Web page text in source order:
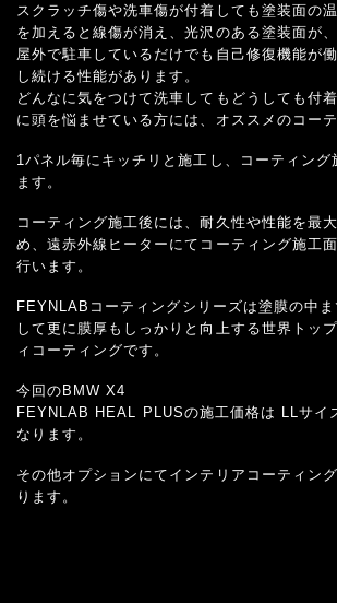
スクラッチ傷や洗車傷が付着しても塗装面の
を加えると線傷が消え、光沢のある塗装面が
屋外で駐車しているだけでも自己修復機能が
し続ける性能があります。
どんなに気をつけて洗車してもどうしても付
に頭を悩ませている方には、オススメのコーテ
1パネル毎にキッチリと施工し、コーティング
ます。
コーティング施工後には、耐久性や性能を最
め、遠赤外線ヒーターにてコーティング施工
行います。
FEYNLABコーティングシリーズは塗膜の中
して更に膜厚もしっかりと向上する世界トッ
ィコーティングです。
今回のBMW X4
FEYNLAB HEAL PLUSの施工価格は LLサイ
なります。
その他オプションにてインテリアコーティン
ります。